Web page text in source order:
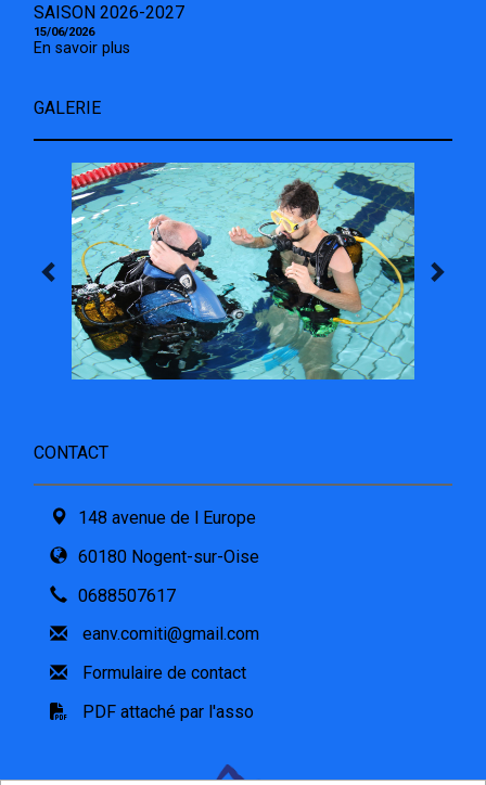
SAISON 2026-2027
15/06/2026
En savoir plus
GALERIE
CONTACT
148 avenue de l Europe
60180 Nogent-sur-Oise
0688507617
eanv.comiti@gmail.com
Formulaire de contact
PDF attaché par l'asso